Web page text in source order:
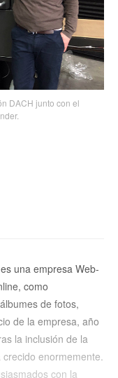
DACH junto con el
una empresa Web-
como
de fotos,
de la empresa, año
la inclusión de la
enormemente.
con la